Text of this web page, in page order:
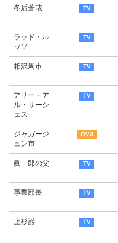
冬后蒼哉
ラッド・ル
ッソ
相沢周市
アリー・ア
ル・サーシ
ェス
ジャガージ
ュン市
眞一郎の父
事業部長
上杉巌